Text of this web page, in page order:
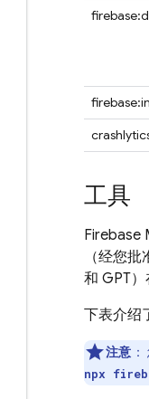
工具
Firebase
（经您
和 GPT
下表介绍
注意 ：
npx